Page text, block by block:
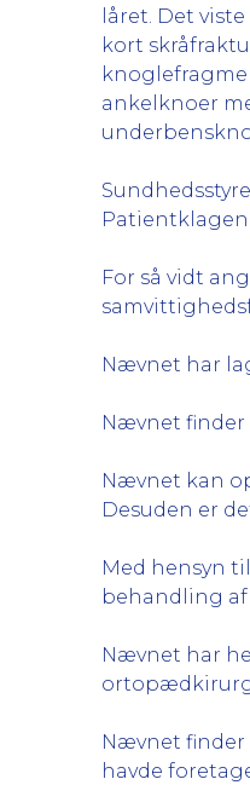
låret. Det
kort
ankelknoer
For så vidt
Nævnet har
Nævnet finder
Nævnet kan
Desuden er
Med hensyn
behandling af
Nævnet har
Nævnet finder
havde